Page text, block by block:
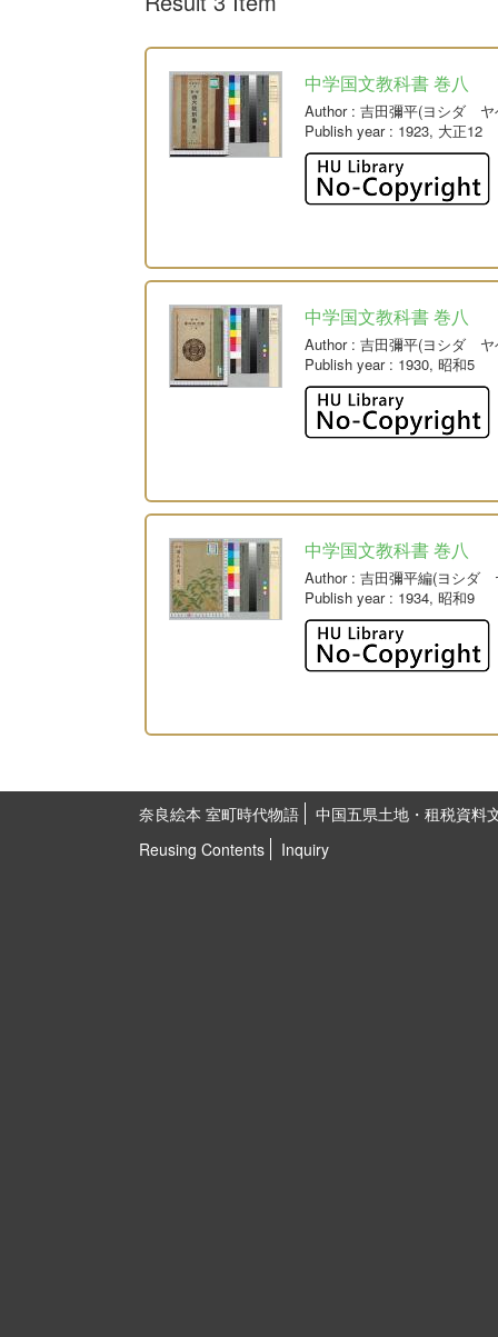
中学国文教科書 巻八
Author: 吉田彌平(ヨシダ ヤ
Publish year: 1923, 大正12
中学国文教科書 巻八
Author: 吉田彌平(ヨシダ ヤ
Publish year: 1930, 昭和5
中学国文教科書 巻八
Author: 吉田彌平編(ヨシダ
Publish year: 1934, 昭和9
奈良絵本 室町時代物語
中国五県土地・租税資料
Reusing Contents
Inquiry